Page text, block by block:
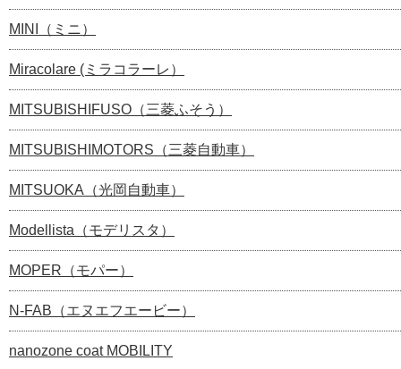
MINI（ミニ）
Miracolare (ミラコラーレ）
MITSUBISHIFUSO（三菱ふそう）
MITSUBISHIMOTORS（三菱自動車）
MITSUOKA（光岡自動車）
Modellista（モデリスタ）
MOPER（モパー）
N-FAB（エヌエフエービー）
nanozone coat MOBILITY